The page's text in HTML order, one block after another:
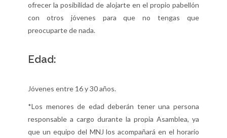
ofrecer la posibilidad de alojarte en el propio pabellón
con otros jóvenes para que no tengas que
preocuparte de nada.
Edad:
Jóvenes entre 16 y 30 años.
*Los menores de edad deberán tener una persona
responsable a cargo durante la propia Asamblea, ya
que un equipo del MNJ los acompañará en el horario